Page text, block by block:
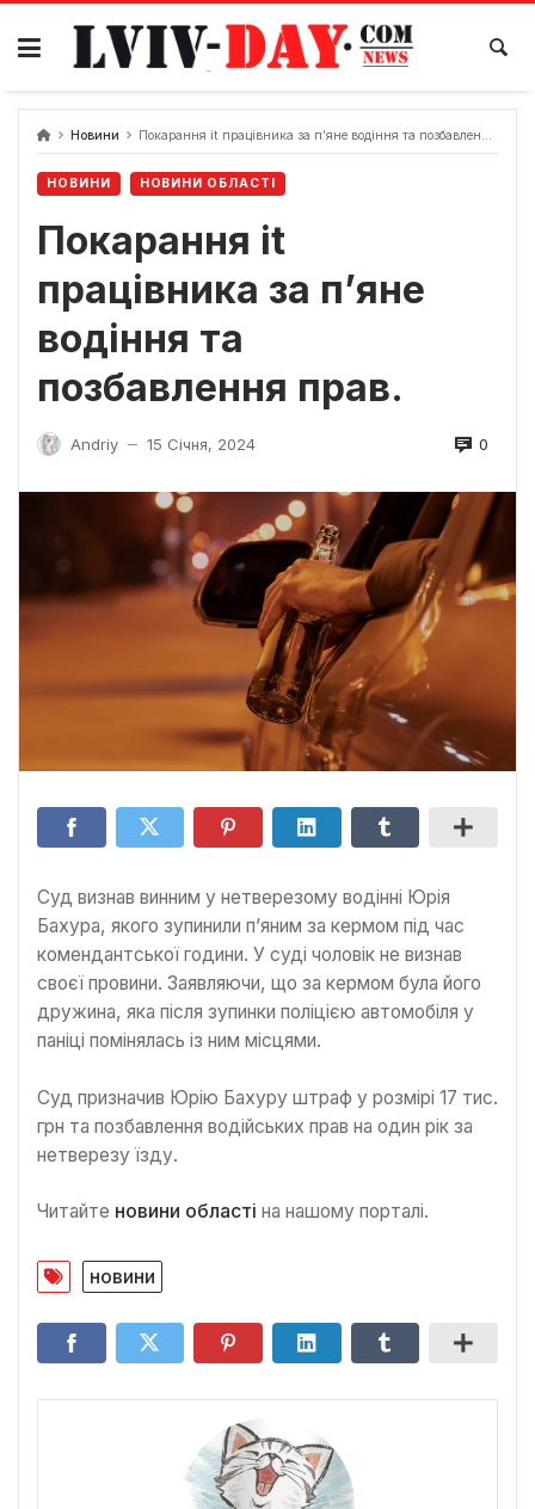
Skip
content
Новини Покарання it працівника за п’яне водіння та позбавлення прав.
НОВИНИ НОВИНИ ОБЛАСТІ
Покарання it
працівника за п’яне
водіння та
позбавлення прав.
Andriy — 15 Січня, 2024 0
Суд визнав винним у нетверезому водінні Юрія
Бахура, якого зупинили п’яним за кермом під час
комендантської години. У суді чоловік не визнав
своєї провини. Заявляючи, що за кермом була його
дружина, яка після зупинки поліцією автомобіля у
паніці помінялась із ним місцями.
Суд призначив Юрію Бахуру штраф у розмірі 17 тис.
грн та позбавлення водійських прав на один рік за
нетверезу їзду.
Читайте новини області на нашому порталі.
новини